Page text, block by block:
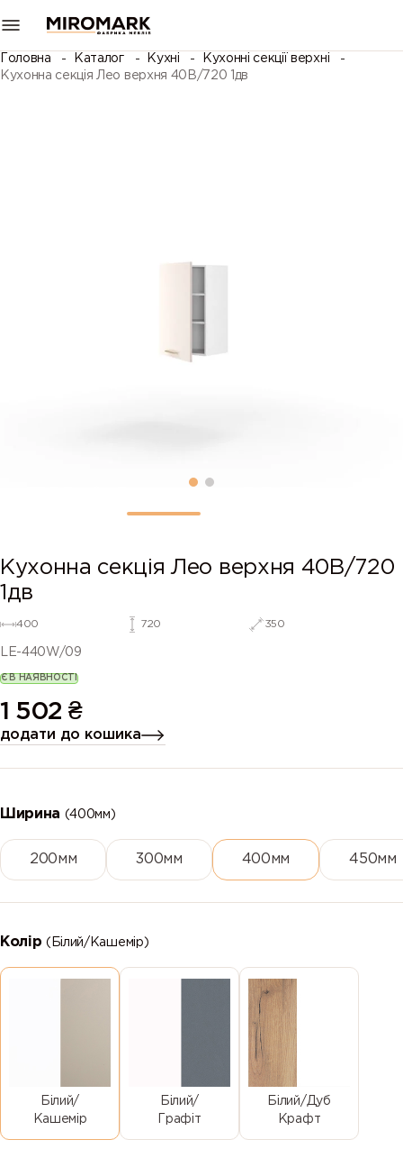
Головна Каталог Кухні
Кухонні секції верхні
Кухонна секція Лео верхня 40В/720 1дв
Кухонна секція Лео верхня 40В/720
1дв
400 720 350
LE-440W/09
Є В НАЯВНОСТІ
1 502 ₴
додати до кошика
Ширина (400мм)
200мм 300мм 400мм 450мм
Колір(Білий/Кашемір)
Білий/
Кашемір
Білий/
Графіт
Білий/Дуб
Крафт